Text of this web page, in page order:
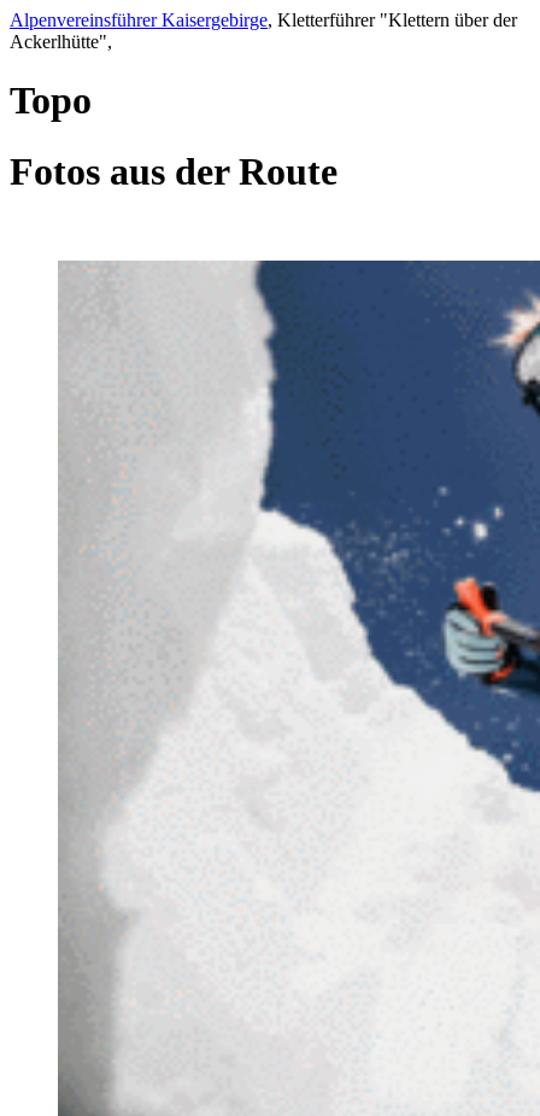
Alpenvereinsführer Kaisergebirge, Kletterführer "Klettern über der
Ackerlhütte",
Topo
Fotos aus der Route